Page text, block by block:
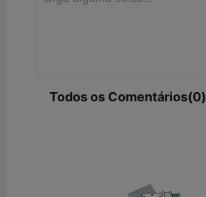
Todos os Comentários(0)